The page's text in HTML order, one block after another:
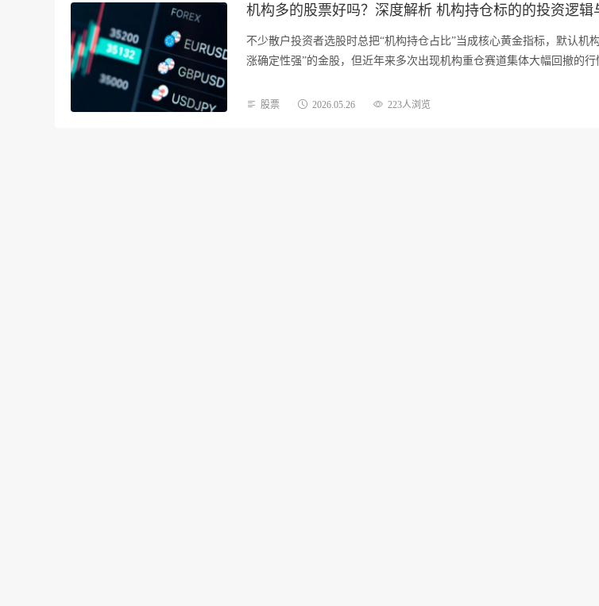
机构多的股票好吗？深度解析 机构持仓标的的投资逻辑
不少散户投资者选股时总把“机构持仓占比”当成核心黄金指标，默认机
涨确定性强”的金股，但近年来多次出现机构重仓赛道集体大幅回撤的
股票 2026.05.26 223人浏览